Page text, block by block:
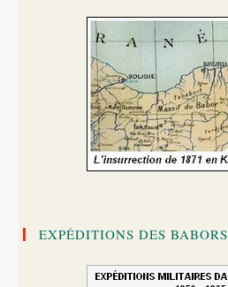
EXPÉDITIONS DES BABORS